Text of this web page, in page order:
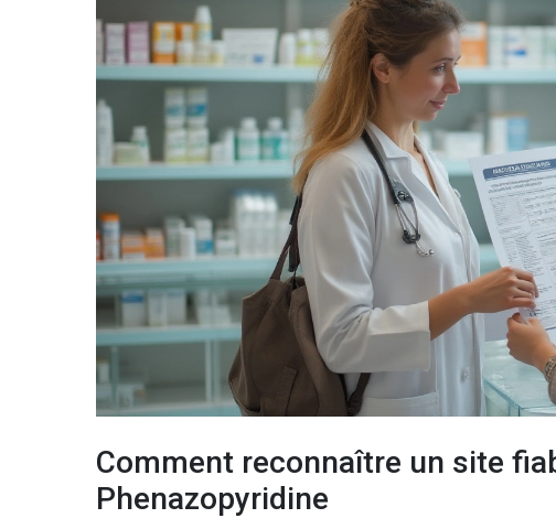
Comment reconnaître un site
Phenazopyridine